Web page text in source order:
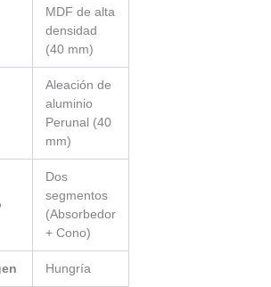
MDF de alta
densidad
(40 mm)
Aleación de
aluminio
Perunal (40
mm)
Dos
segmentos
(Absorbedor
+ Cono)
Hungría